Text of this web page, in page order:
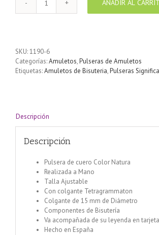
Pulsera
cordón
natura
con
medalla
AÑADIR AL
SKU:1190-6
Categorías:Amuletos,Pulseras de Amuletos
Etiquetas:Amuletos de Bisuteria,Pulseras
Descripción
Descripción
Pulsera de cuero Color Natura
Realizada a Mano
Talla Ajustable
Con colgante Tetragrammaton
Colgante de 15 mm de Diámetro
Componentes de Bisutería
Va acompañada de su leyenda en tarjeta
Hecho en España